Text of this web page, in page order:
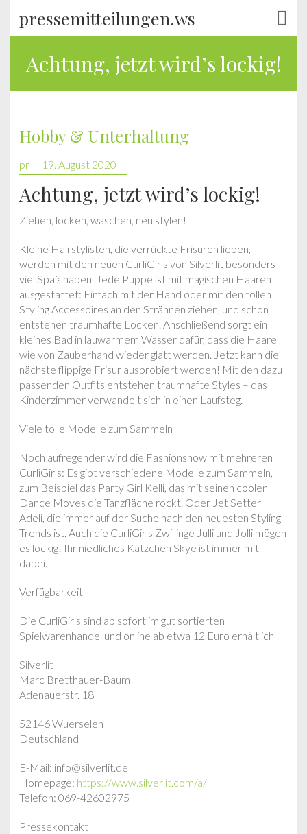
pressemitteilungen.ws
Achtung, jetzt wird’s lockig!
Hobby & Unterhaltung
pr 19. August 2020
Achtung, jetzt wird’s lockig!
Ziehen, locken, waschen, neu stylen!
Kleine Hairstylisten, die verrückte Frisuren lieben,
werden mit den neuen CurliGirls von Silverlit besonders
viel Spaß haben. Jede Puppe ist mit magischen Haaren
ausgestattet: Einfach mit der Hand oder mit den tollen
Styling Accessoires an den Strähnen ziehen, und schon
entstehen traumhafte Locken. Anschließend sorgt ein
kleines Bad in lauwarmem Wasser dafür, dass die Haare
wie von Zauberhand wieder glatt werden. Jetzt kann die
nächste flippige Frisur ausprobiert werden! Mit den dazu
passenden Outfits entstehen traumhafte Styles – das
Kinderzimmer verwandelt sich in einen Laufsteg.
Viele tolle Modelle zum Sammeln
Noch aufregender wird die Fashionshow mit mehreren
CurliGirls: Es gibt verschiedene Modelle zum Sammeln,
zum Beispiel das Party Girl Kelli, das mit seinen coolen
Dance Moves die Tanzfläche rockt. Oder Jet Setter
Adeli, die immer auf der Suche nach den neuesten Styling
Trends ist. Auch die CurliGirls Zwillinge Julli und Jolli mögen
es lockig! Ihr niedliches Kätzchen Skye ist immer mit
dabei.
Verfügbarkeit
Die CurliGirls sind ab sofort im gut sortierten
Spielwarenhandel und online ab etwa 12 Euro erhältlich
Silverlit
Marc Bretthauer-Baum
Adenauerstr. 18
52146 Wuerselen
Deutschland
E-Mail: info@silverlit.de
Homepage: https://www.silverlit.com/a/
Telefon: 069-42602975
Pressekontakt